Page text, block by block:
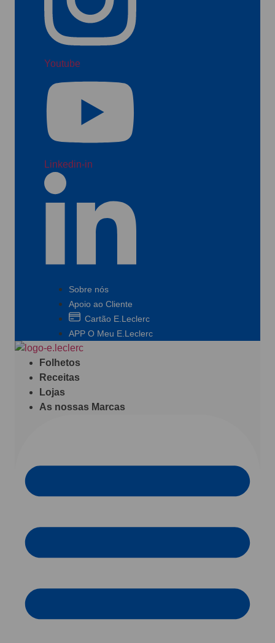
Youtube
Linkedin-in
Sobre nós
Apoio ao Cliente
Cartão E.Leclerc
APP O Meu E.Leclerc
Folhetos
Receitas
Lojas
As nossas Marcas